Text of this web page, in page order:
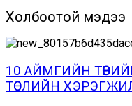
Холбоотой мэдээ
10 АЙМГИЙН
ТӨСЛИЙН